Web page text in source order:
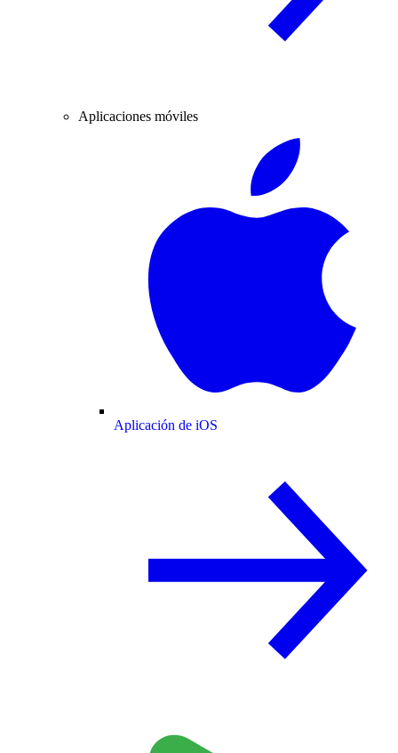
Aplicaciones móviles
Aplicación de iOS